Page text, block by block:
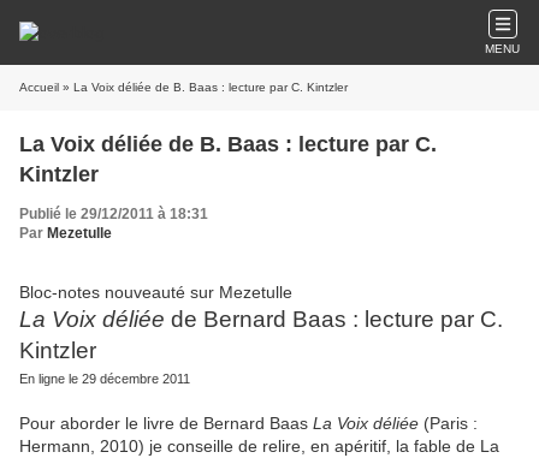
MENU
Accueil » La Voix déliée de B. Baas : lecture par C. Kintzler
La Voix déliée de B. Baas : lecture par C.
Kintzler
Publié le 29/12/2011 à 18:31
Par Mezetulle
Bloc-notes nouveauté sur Mezetulle
La Voix déliée de Bernard Baas : lecture par C.
Kintzler
En ligne le 29 décembre 2011
Pour aborder le livre de Bernard Baas La Voix déliée (Paris :
Hermann, 2010) je conseille de relire, en apéritif, la fable de La